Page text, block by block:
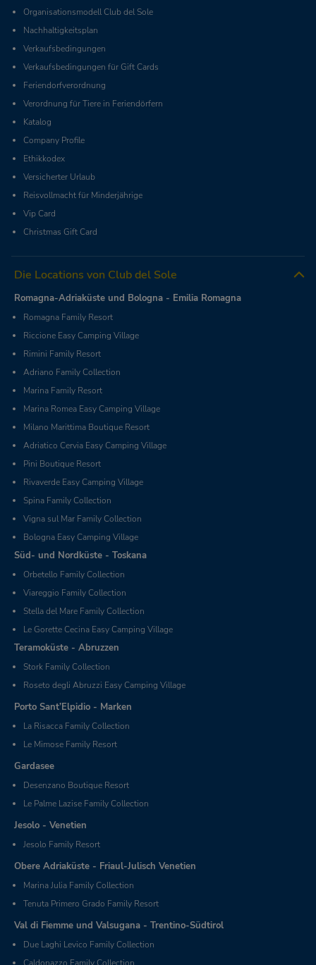
Organisationsmodell Club del Sole
Nachhaltigkeitsplan
Verkaufsbedingungen
Verkaufsbedingungen für Gift Cards
Feriendorfverordnung
Verordnung für Tiere in Feriendörfern
Katalog
Company Profile
Ethikkodex
Versicherter Urlaub
Reisvollmacht für Minderjährige
Vip Card
Christmas Gift Card
Die Locations von Club del Sole
Romagna-Adriaküste und Bologna - Emilia Romagna
Romagna Family Resort
Riccione Easy Camping Village
Rimini Family Resort
Adriano Family Collection
Marina Family Resort
Marina Romea Easy Camping Village
Milano Marittima Boutique Resort
Adriatico Cervia Easy Camping Village
Pini Boutique Resort
Rivaverde Easy Camping Village
Spina Family Collection
Vigna sul Mar Family Collection
Bologna Easy Camping Village
Süd- und Nordküste - Toskana
Orbetello Family Collection
Viareggio Family Collection
Stella del Mare Family Collection
Le Gorette Cecina Easy Camping Village
Teramoküste - Abruzzen
Stork Family Collection
Roseto degli Abruzzi Easy Camping Village
Porto Sant’Elpidio - Marken
La Risacca Family Collection
Le Mimose Family Resort
Gardasee
Desenzano Boutique Resort
Le Palme Lazise Family Collection
Jesolo - Venetien
Jesolo Family Resort
Obere Adriaküste - Friaul-Julisch Venetien
Marina Julia Family Collection
Tenuta Primero Grado Family Resort
Val di Fiemme und Valsugana - Trentino-Südtirol
Due Laghi Levico Family Collection
Caldonazzo Family Collection